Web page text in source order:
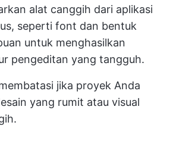
alat canggih dari aplikasi
seperti font dan bentuk
untuk menghasilkan
pengeditan yang tangguh.
jika proyek Anda
yang rumit atau visual